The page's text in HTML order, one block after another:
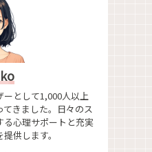
として1,000人以上
きました。日々のス
る心理サポートと充実
供します。